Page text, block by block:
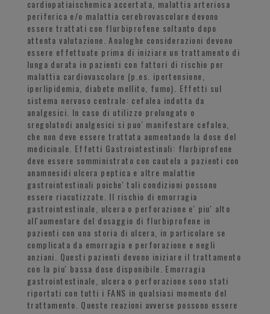
cardiopatiaischemica accertata, malattia arteriosa
periferica e/o malattia cerebrovascolare devono
essere trattati con flurbiprofene soltanto dopo
attenta valutazione. Analoghe considerazioni devono
essere effettuate prima di iniziare un trattamento di
lunga durata in pazienti con fattori di rischio per
malattia cardiovascolare (p.es. ipertensione,
iperlipidemia, diabete mellito, fumo). Effetti sul
sistema nervoso centrale: cefalea indotta da
analgesici. In caso di utilizzo prolungato o
sregolatodi analgesici si puo' manifestare cefalea,
che non deve essere trattata aumentando la dose del
medicinale. Effetti Gastrointestinali: flurbiprofene
deve essere somministrato con cautela a pazienti con
anamnesidi ulcera peptica e altre malattie
gastrointestinali poiche' tali condizioni possono
essere riacutizzate. Il rischio di emorragia
gastrointestinale, ulcera o perforazione e' piu' alto
all'aumentare del dosaggio di flurbiprofene in
pazienti con una storia di ulcera, in particolare se
complicata da emorragia e perforazione e negli
anziani. Questi pazienti devono iniziare il trattamento
con la piu' bassa dose disponibile. Emorragia
gastrointestinale, ulcera o perforazione sono stati
riportati con tutti i FANS in qualsiasi momento del
trattamento. Queste reazioni avverse possono essere